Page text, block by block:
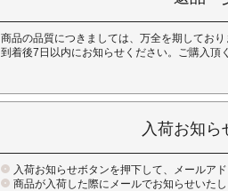
商品の品質につきましては、万全を期してお
到着後7日以内にお知らせください。ご購入頂
入荷お知ら
入荷お知らせボタンを押下して、メールア
商品が入荷した際にメールでお知らせいた